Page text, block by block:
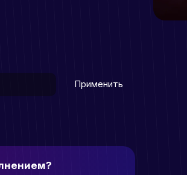
Применить